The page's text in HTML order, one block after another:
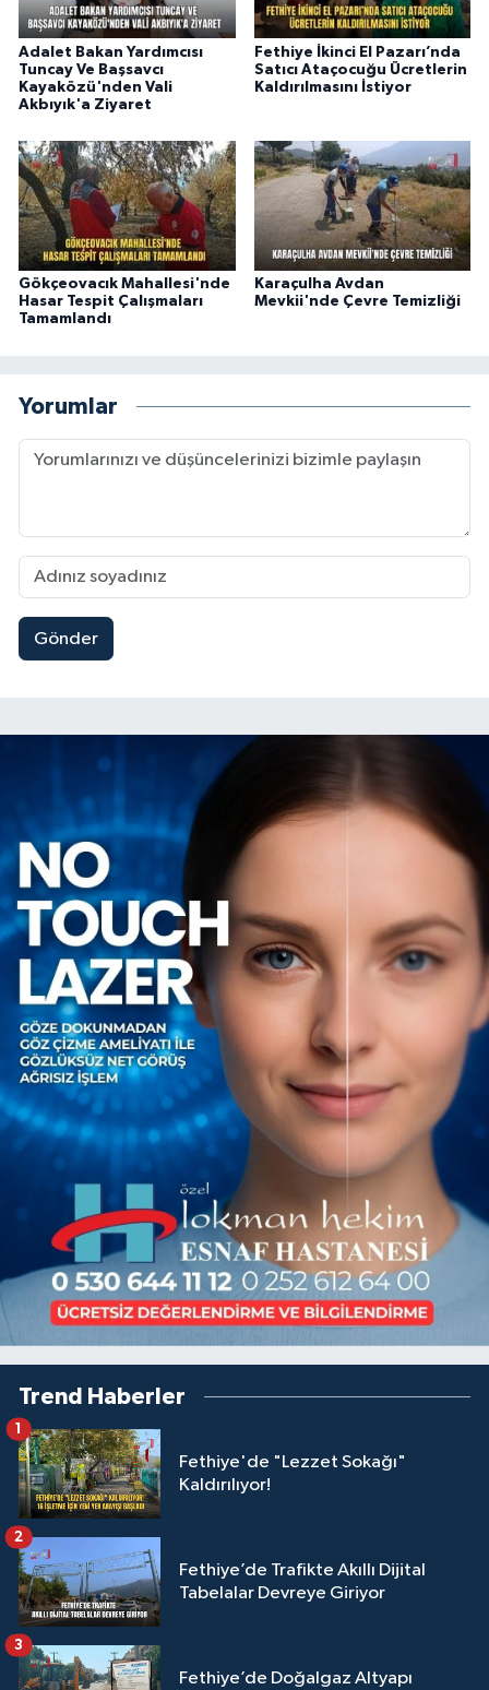
Adalet Bakan Yardımcısı
Tuncay Ve Başsavcı
Kayaközü'nden Vali
Akbıyık'a Ziyaret
Fethiye İkinci El Pazarı’nda
Satıcı Ataçocuğu Ücretlerin
Kaldırılmasını İstiyor
Gökçeovacık Mahallesi'nde
Hasar Tespit Çalışmaları
Tamamlandı
Karaçulha Avdan
Mevkii'nde Çevre Temizliği
Yorumlar
Gönder
Trend Haberler
Fethiye'de "Lezzet Sokağı"
Kaldırılıyor!
1
Fethiye’de Trafikte Akıllı Dijital
Tabelalar Devreye Giriyor
2
Fethiye’de Doğalgaz Altyapı
3